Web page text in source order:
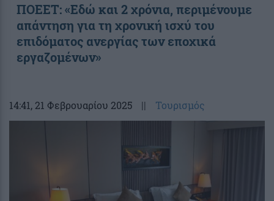
ΠΟΕΕΤ: «Εδώ και 2 χρόνια, περιμένουμε
απάντηση για τη χρονική ισχύ του
επιδόματος ανεργίας των εποχικά
εργαζομένων»
14:41, 21 Φεβρουαρίου 2025 || Τουρισμός